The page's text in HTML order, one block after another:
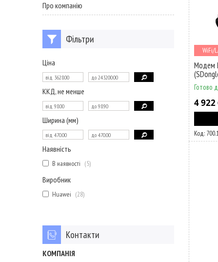
WiFi/
Модем
Готово
4 922
Про компанію
Фільтри
Ціна
ККД, не менше
Ширина (мм)
Наявність
В наявності 5
Виробник
Huawei 28
Контакти